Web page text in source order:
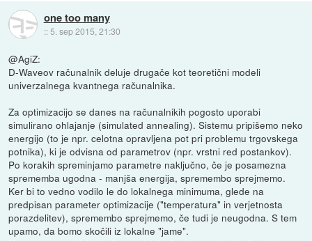
one too many
:: 5. sep 2015, 21:30
@AgiZ:
D-Waveov računalnik deluje drugače kot teoretični modeli
univerzalnega kvantnega računalnika.
Za optimizacijo se danes na računalnikih pogosto uporabi
simulirano ohlajanje (simulated annealing). Sistemu pripišemo neko
energijo (to je npr. celotna opravljena pot pri problemu trgovskega
potnika), ki je odvisna od parametrov (npr. vrstni red postankov).
Po korakih spreminjamo parametre naključno, če je posamezna
sprememba ugodna - manjša energija, spremembo sprejmemo.
Ker bi to vedno vodilo le do lokalnega minimuma, glede na
predpisan parameter optimizacije ("temperatura" in verjetnosta
porazdelitev), spremembo sprejmemo, če tudi je neugodna. S tem
upamo, da bomo skočili iz lokalne "jame".